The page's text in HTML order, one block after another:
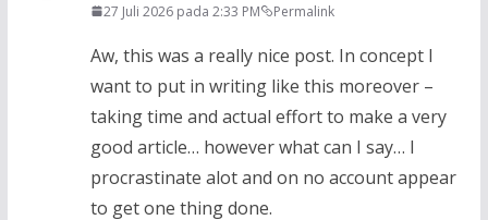
27 Juli 2026 pada 2:33 PM Permalink
Aw, this was a really nice post. In concept I
want to put in writing like this moreover –
taking time and actual effort to make a very
good article… however what can I say… I
procrastinate alot and on no account appear
to get one thing done.